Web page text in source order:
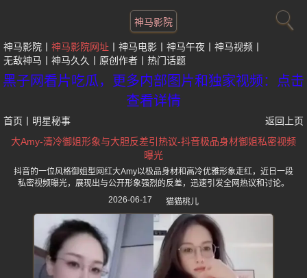
神马影院
神马影院 神马影院网址 神马电影 神马午夜
神马视频
无敌神马
神马久久 原创作者 热门话题
黑子网看片吃瓜，更多内部图片和独家视频：点击
查看详情
首页 明星秘事
返回上页
大Amy-清冷御姐形象与大胆反差引热议-抖音极品身材御姐私密视频
曝光
抖音的一位风格御姐型网红大Amy以极品身材和高冷优雅形象走红，近日一段
私密视频曝光，展现出与公开形象强烈的反差，迅速引发全网热议和讨论。
2026-06-17
猫猫桃儿